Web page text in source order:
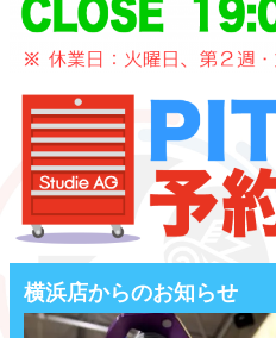
横浜店からのお知らせ